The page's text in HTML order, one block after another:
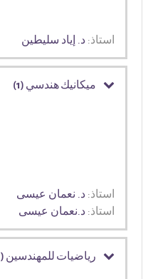
استاذ: د. إياد سليطين
ميكانيك هندسي (1)
استاذ: د. نعمان عيسى
استاذ: د.نعمان عيسى
رياضيات للمهندسين (1)